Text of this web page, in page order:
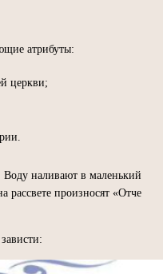
атрибуты:
церкви;
наливают в маленький
рассвете произносят «Отче